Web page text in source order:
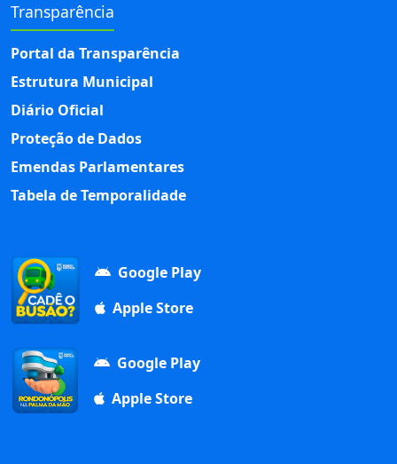
Transparência
Portal da Transparência
Estrutura Municipal
Diário Oficial
Proteção de Dados
Emendas Parlamentares
Tabela de Temporalidade
Google Play
Apple Store
Google Play
Apple Store